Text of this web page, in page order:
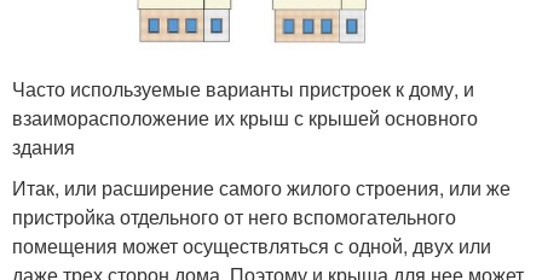
Часто используемые варианты пристроек к дому, и
взаиморасположение их крыш с крышей основного
здания
Итак, или расширение самого жилого строения, или же
пристройка отдельного от него вспомогательного
помещения может осуществляться с одной, двух или